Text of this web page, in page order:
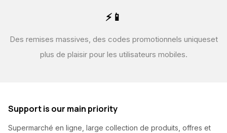
⚡📱
Des remises massives, des codes promotionnels uniqueset
plus de plaisir pour les utilisateurs mobiles.
Support is our main priority
Supermarché en ligne, large collection de produits, offres et